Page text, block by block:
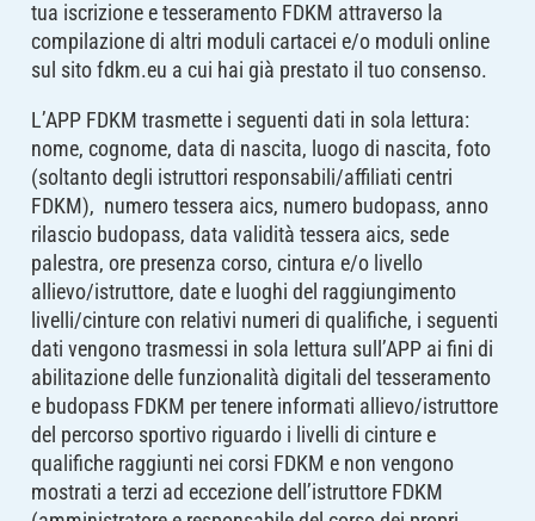
tua iscrizione e tesseramento FDKM attraverso la
compilazione di altri moduli cartacei e/o moduli online
sul sito fdkm.eu a cui hai già prestato il tuo consenso.
L’APP FDKM trasmette i seguenti dati in sola lettura:
nome, cognome, data di nascita, luogo di nascita, foto
(soltanto degli istruttori responsabili/affiliati centri
FDKM), numero tessera aics, numero budopass, anno
rilascio budopass, data validità tessera aics, sede
palestra, ore presenza corso, cintura e/o livello
allievo/istruttore, date e luoghi del raggiungimento
livelli/cinture con relativi numeri di qualifiche, i seguenti
dati vengono trasmessi in sola lettura sull’APP ai fini di
abilitazione delle funzionalità digitali del tesseramento
e budopass FDKM per tenere informati allievo/istruttore
del percorso sportivo riguardo i livelli di cinture e
qualifiche raggiunti nei corsi FDKM e non vengono
mostrati a terzi ad eccezione dell’istruttore FDKM